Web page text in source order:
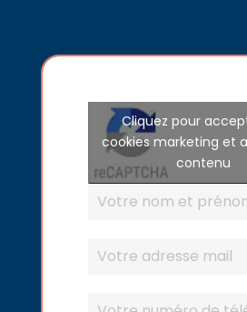
Cliquez pour
cookies marketing et
contenu